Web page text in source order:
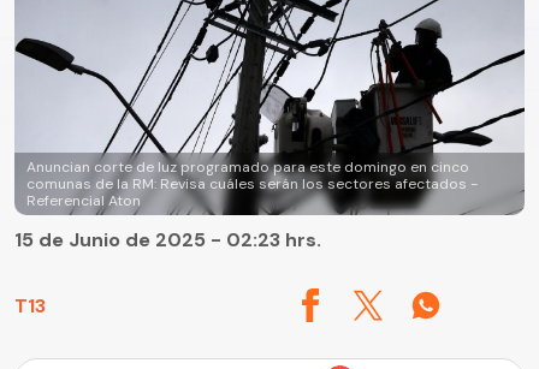
Anuncian corte de luz programado para este domingo en cinco
comunas de la RM: Revisa cuáles serán los sectores afectados -
Referencial Aton
T13
15 de Junio de 2025 - 02:23 hrs.